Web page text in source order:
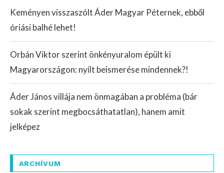
Keményen visszaszólt Áder Magyar Péternek, ebből
óriási balhé lehet!
Orbán Viktor szerint önkényuralom épült ki
Magyarországon: nyílt beismerése mindennek?!
Áder János villája nem önmagában a probléma (bár
sokak szerint megbocsáthatatlan), hanem amit
jelképez
ARCHÍVUM